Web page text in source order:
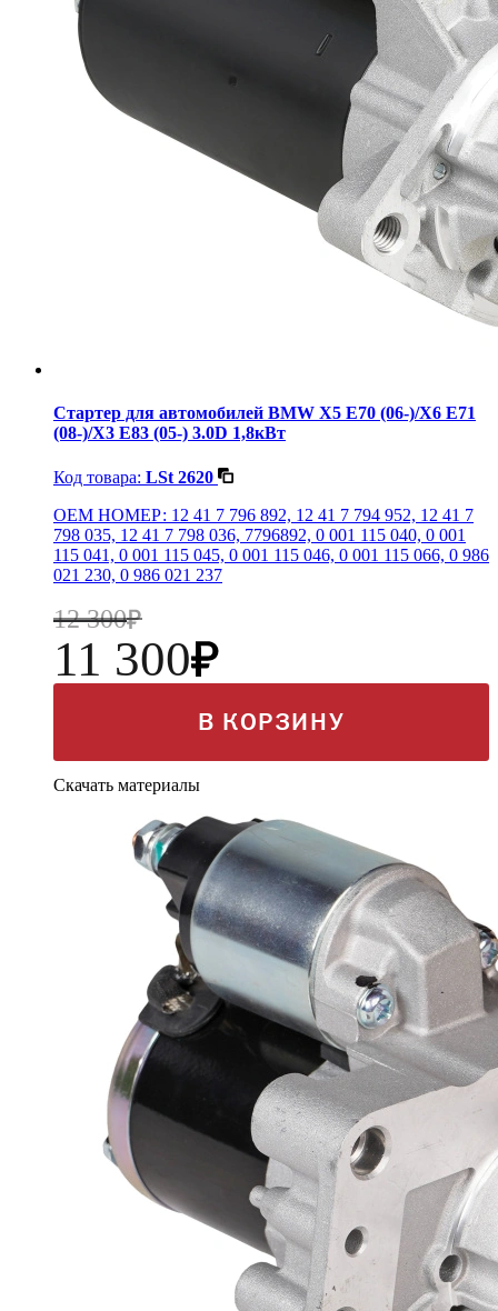
Стартер для автомобилей BMW X5 E70 (06-)/X6 E71
(08-)/X3 E83 (05-) 3.0D 1,8кВт
Код товара: LSt 2620
OEM НОМЕР: 12 41 7 796 892, 12 41 7 794 952, 12 41 7
798 035, 12 41 7 798 036, 7796892, 0 001 115 040, 0 001
115 041, 0 001 115 045, 0 001 115 046, 0 001 115 066, 0 986
021 230, 0 986 021 237
12 300
11 300
В КОРЗИНУ
Скачать материалы